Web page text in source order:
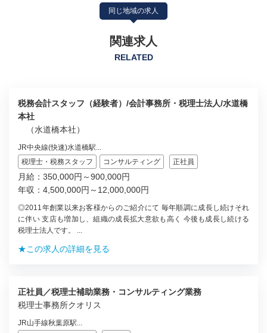
同じ地域の求人
関連求人
RELATED
税務会計スタッフ（経験者）/会計事務所・税理士法人/水道橋
本社
（水道橋本社）
JR中央線(快速)水道橋駅...
税理士・税務スタッフ
コンサルティング 正社員
月給：350,000円～900,000円
年収：4,500,000円～12,000,000円
◎2011年創業以来お客様からのご紹介にて 毎年順調に成長し続けそれ
に伴い 支店も増加し、組織の成長拡大意欲も高く 今後も成長し続ける
税理士法人です。 ...
★この求人の詳細を見る
正社員／税理士補助業務・コンサルティング業務
税理士事務所クオリス
JR山手線秋葉原駅...